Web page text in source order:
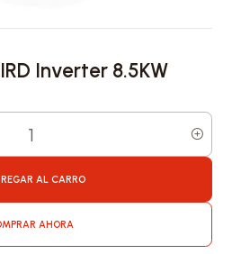
Inverter 8.5KW
AL CARRO
AHORA